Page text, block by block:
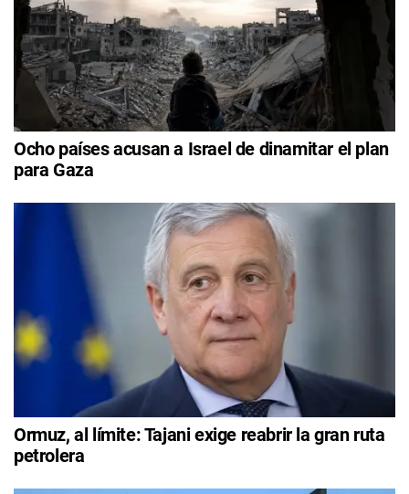
Ocho países acusan a Israel de dinamitar el plan
para Gaza
Ormuz, al límite: Tajani exige reabrir la gran ruta
petrolera